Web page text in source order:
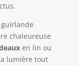
chaleureuse
en lin ou
lumière tout